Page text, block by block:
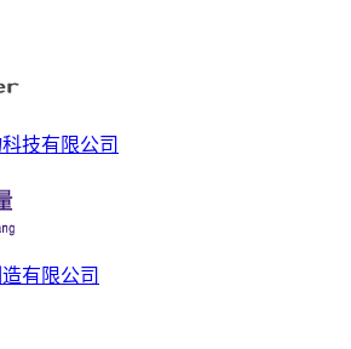
技有限公司
有限公司